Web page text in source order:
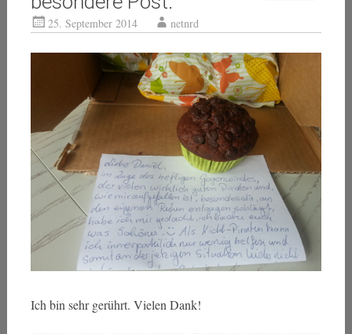
25. September 2014 netnrd
Ich bin sehr gerührt. Vielen Dank!